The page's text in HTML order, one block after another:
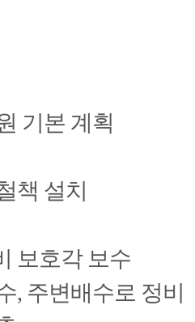
기본 계획
책 설치
보호각 보수
, 주변배수로 정비